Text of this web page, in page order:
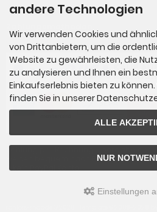
Zahlung per Rechnung: Übergabe der
weisen bequem nach Erhalt der Ware
n kein PayPal Konto.
andere Technologien
Wir verwenden Cookies und
von Drittanbietern, um die
Website zu gewährleisten, die
zu analysieren und Ihnen ein
Einkaufserlebnis bieten zu
finden Sie in unserer
ALLE
NUR
Einstellungen